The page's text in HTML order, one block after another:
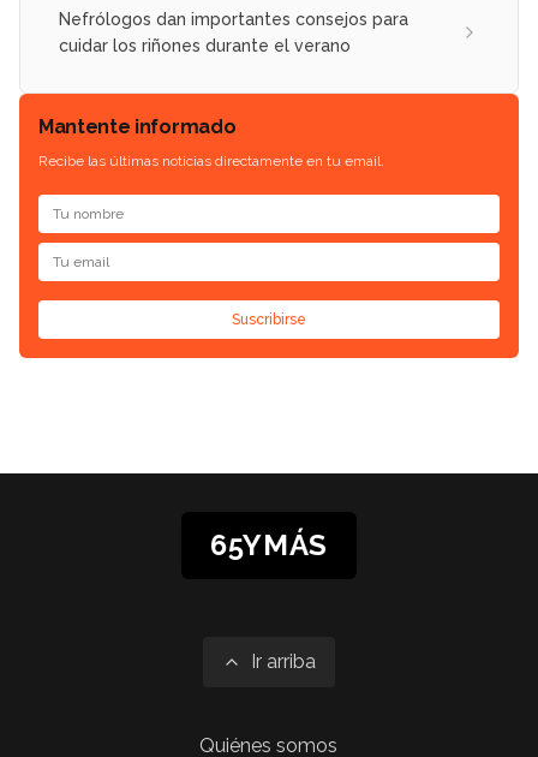
Nefrólogos dan importantes consejos para
cuidar los riñones durante el verano
Mantente informado
Recibe las últimas noticias directamente en tu email.
Suscribirse
65YMÁS
Ir arriba
Quiénes somos